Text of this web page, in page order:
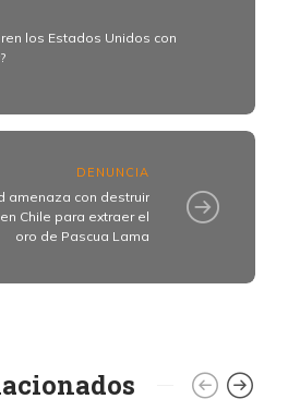
los Estados Unidos con
DENUNCIA
amenaza con destruir
Chile para extraer el
oro de Pascua Lama